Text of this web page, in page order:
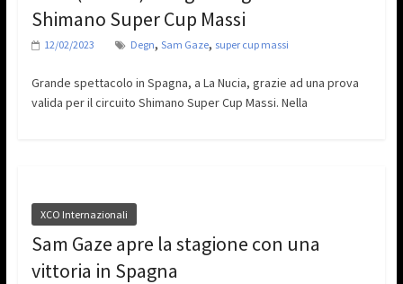
Shimano Super Cup Massi
12/02/2023 Degn, Sam Gaze, super cup massi
Grande spettacolo in Spagna, a La Nucia, grazie ad una prova
valida per il circuito Shimano Super Cup Massi. Nella
XCO Internazionali
Sam Gaze apre la stagione con una
vittoria in Spagna